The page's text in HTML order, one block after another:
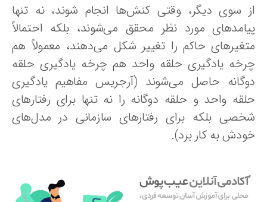
سوی دیگر، وقتی کنش‌ها انجام شوند، نه تنها
مورد نظر محقق می‌شوند، بلکه احتمالاً
حاکم را تغییر شکل می‌دهند، معمولاً هم
یادگیری حلقه واحد هم چرخه یادگیری حلقه
حاصل می‌شوند (آرجریس مفاهیم یادگیری
واحد و حلقه دوگانه را نه تنها برای رفتارهای
بلکه برای رفتارهای سازمانی در مدل‌های
به کار برد).